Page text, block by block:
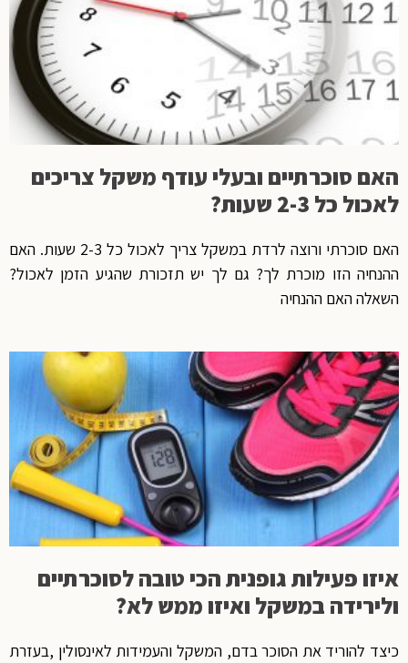
האם סוכרתיים ובעלי עודף משקל צריכים
לאכול כל 2-3 שעות?
האם סוכרתי ורוצה לרדת במשקל צריך לאכול כל 2-3 שעות. האם
ההנחיה הזו מוכרת לך? גם לך יש תזכורת שהגיע הזמן לאכול?
השאלה האם ההנחיה
איזו פעילות גופנית הכי טובה לסוכרתיים
ולירידה במשקל ואיזו ממש לא?
כיצד להוריד את הסוכר בדם, המשקל והעמידות לאינסולין ,בעזרת